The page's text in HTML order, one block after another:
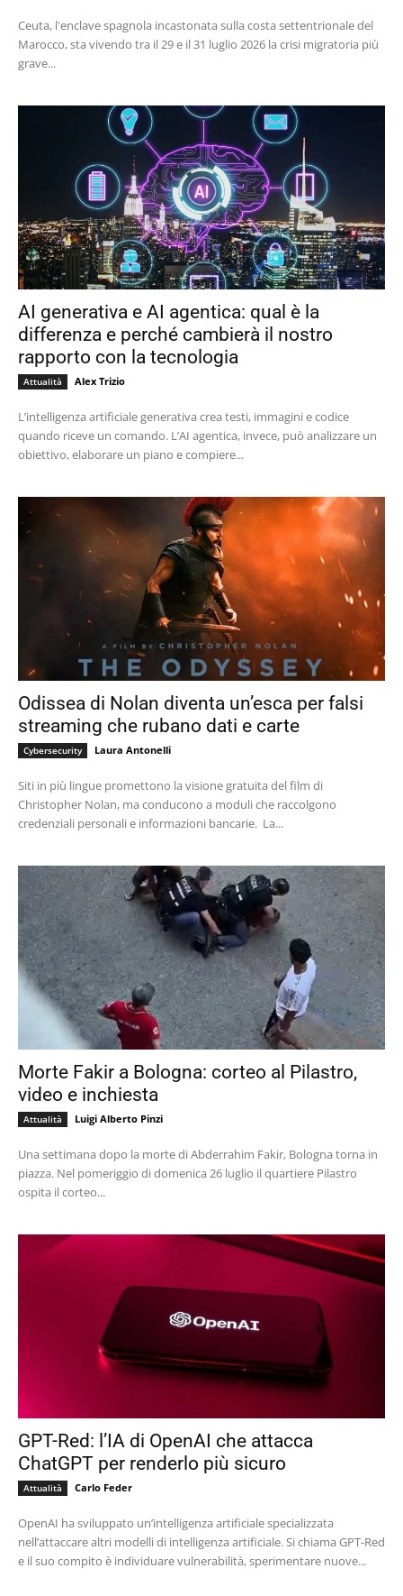
Ceuta, l'enclave spagnola incastonata sulla costa settentrionale del
Marocco, sta vivendo tra il 29 e il 31 luglio 2026 la crisi migratoria più
grave...
AI generativa e AI agentica: qual è la
differenza e perché cambierà il nostro
rapporto con la tecnologia
Attualità Alex Trizio
L’intelligenza artificiale generativa crea testi, immagini e codice
quando riceve un comando. L’AI agentica, invece, può analizzare un
obiettivo, elaborare un piano e compiere...
Odissea di Nolan diventa un’esca per falsi
streaming che rubano dati e carte
Cybersecurity Laura Antonelli
Siti in più lingue promettono la visione gratuita del film di
Christopher Nolan, ma conducono a moduli che raccolgono
credenziali personali e informazioni bancarie. La...
Morte Fakir a Bologna: corteo al Pilastro,
video e inchiesta
Attualità Luigi Alberto Pinzi
Una settimana dopo la morte di Abderrahim Fakir, Bologna torna in
piazza. Nel pomeriggio di domenica 26 luglio il quartiere Pilastro
ospita il corteo...
GPT-Red: l’IA di OpenAI che attacca
ChatGPT per renderlo più sicuro
Attualità Carlo Feder
OpenAI ha sviluppato un’intelligenza artificiale specializzata
nell’attaccare altri modelli di intelligenza artificiale. Si chiama GPT-Red
e il suo compito è individuare vulnerabilità, sperimentare nuove...